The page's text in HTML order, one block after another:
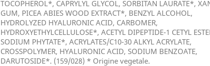
TOCOPHEROL*, CAPRYLYL GLYCOL, SORBITAN LAURATE*,
GUM, PICEA ABIES WOOD EXTRACT*, BENZYL ALCOHOL,
HYDROLYZED HYALURONIC ACID, CARBOMER,
HYDROXYETHYLCELLULOSE*, ACETYL DIPEPTIDE-1 CETYL
SODIUM PHYTATE*, ACRYLATES/C10-30 ALKYL ACRYLATE,
CROSSPOLYMER, HYALURONIC ACID, SODIUM BENZOATE,
DARUTOSIDE*. (159/028) * Origine vegetale.